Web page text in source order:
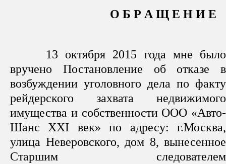
О Б Р А Щ Е Н И Е
13 октября 2015 года мне было
вручено Постановление об отказе в
возбуждении уголовного дела по факту
рейдерского захвата недвижимого
имущества и собственности ООО «Авто-
Шанс XXI век» по адресу: г.Москва,
улица Неверовского, дом 8, вынесенное
Старшим следователем